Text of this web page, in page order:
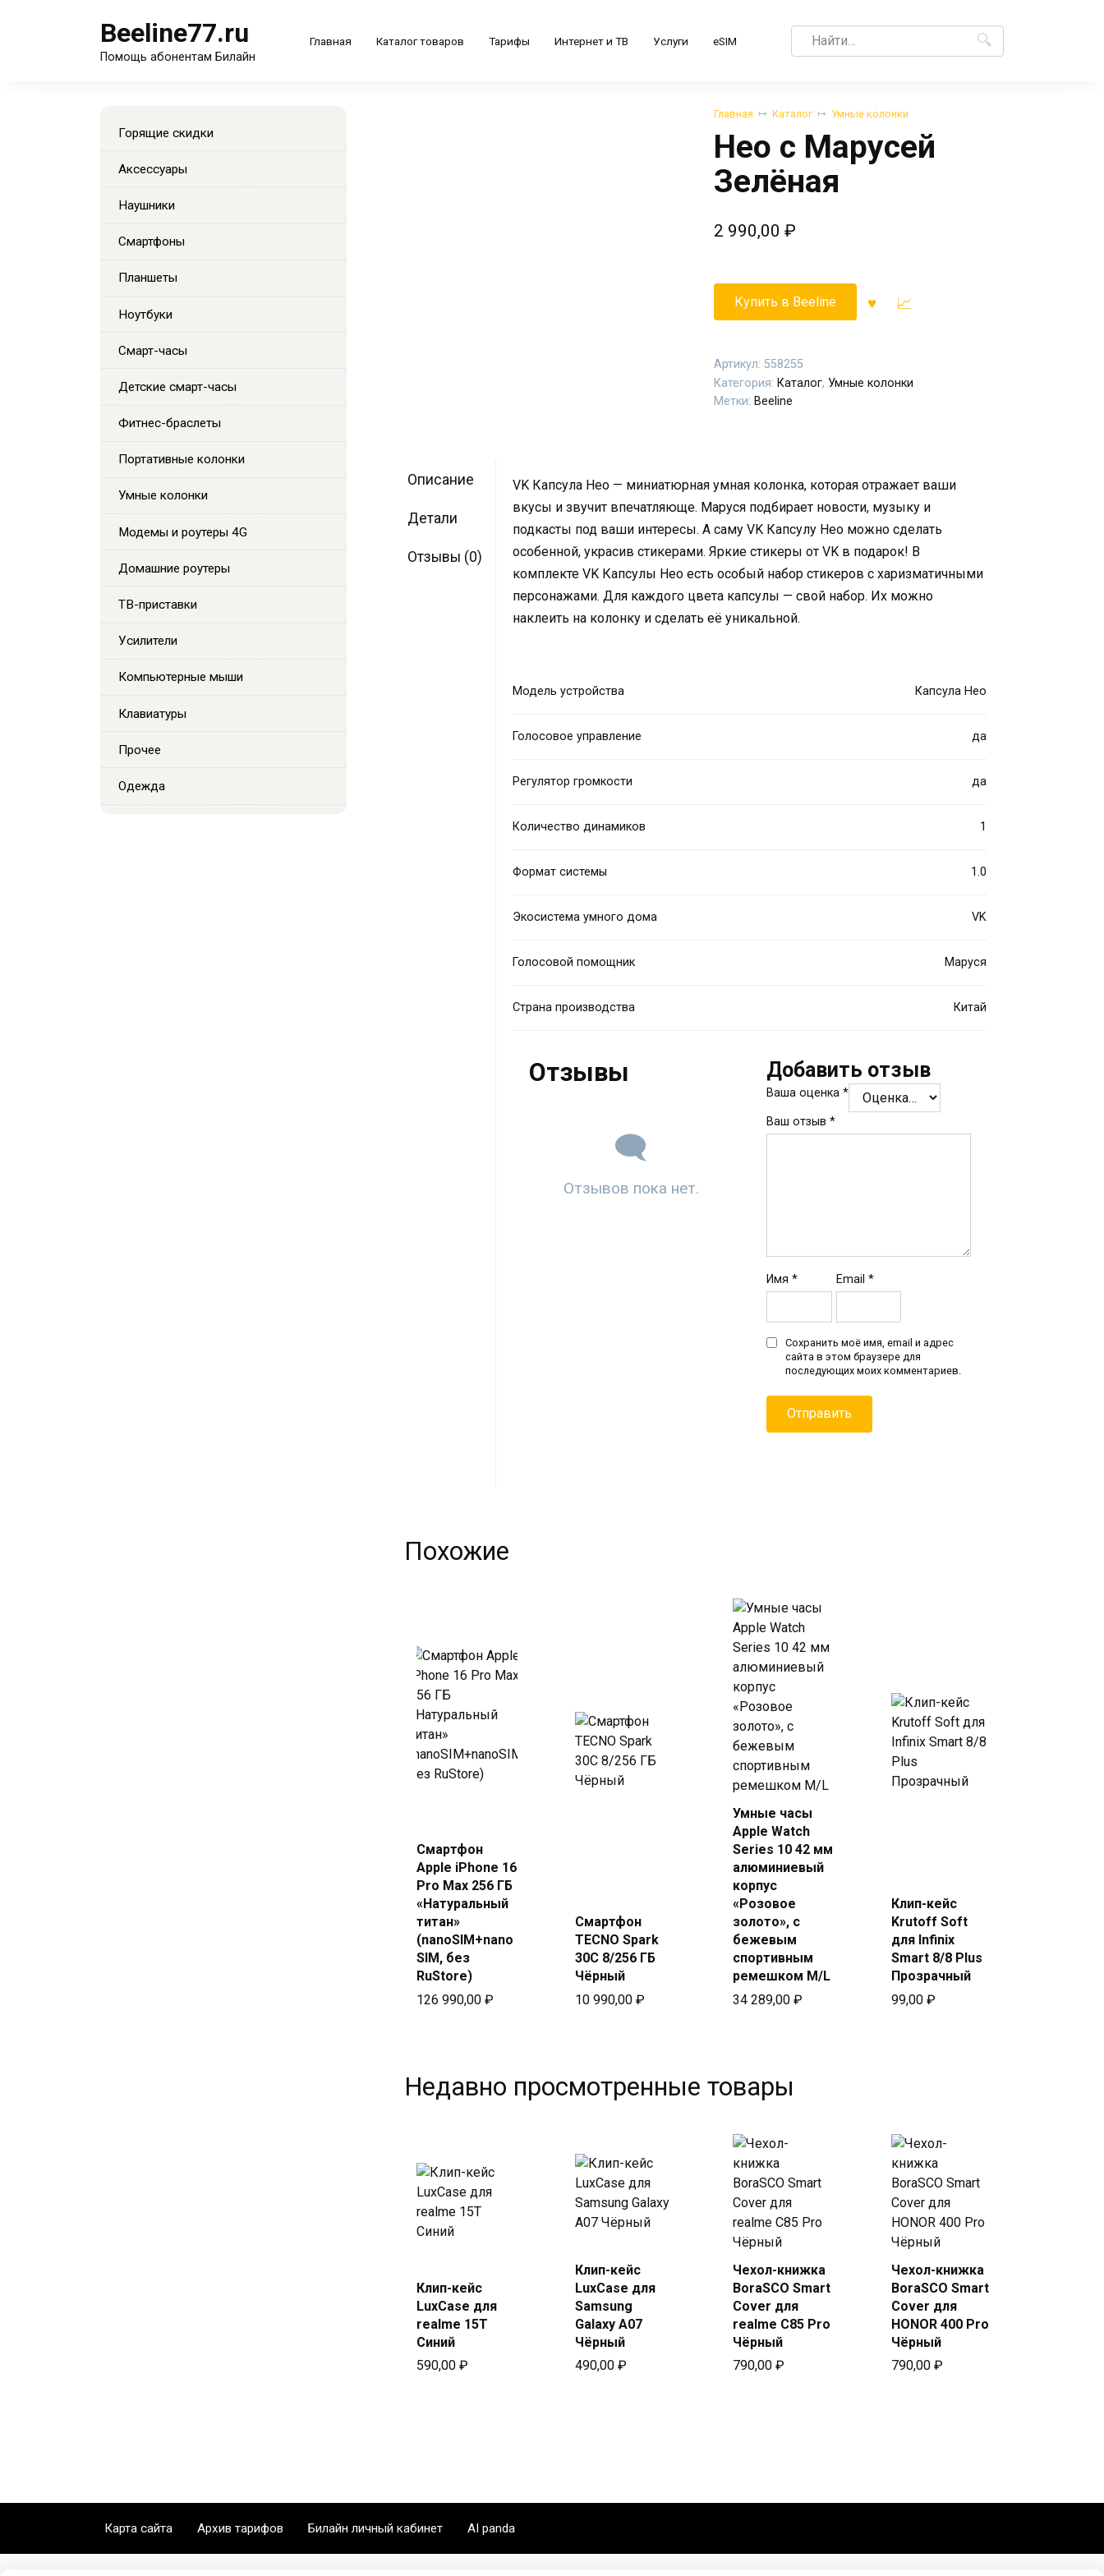
Beeline77.ru
Помощь абонентам Билайн
Главная Каталог товаров Тарифы Интернет и ТВ Услуги eSIM
Search
for:
Главная Каталог Умные колонки
Нео с Марусей
Зелёная
2 990,00 ₽
Купить в Beeline
Артикул: 558255
Категория: Каталог, Умные колонки
Метки: Beeline
Описание
Детали
Отзывы (0)
VK Капсула Нео — миниатюрная умная колонка, которая отражает ваши
вкусы и звучит впечатляюще. Маруся подбирает новости, музыку и
подкасты под ваши интересы. А саму VK Капсулу Нео можно сделать
особенной, украсив стикерами. Яркие стикеры от VK в подарок! В
комплекте VK Капсулы Нео есть особый набор стикеров с харизматичными
персонажами. Для каждого цвета капсулы — свой набор. Их можно
наклеить на колонку и сделать её уникальной.
Модель устройства Капсула Нео
Голосовое управление да
Регулятор громкости да
Количество динамиков 1
Формат системы 1.0
Экосистема умного дома VK
Голосовой помощник Маруся
Страна производства Китай
Отзывы
Отзывов пока нет.
Добавить отзыв
Ваша оценка*
Ваш отзыв*
Имя* Email *
Сохранить моё имя, email и адрес
сайта в этом браузере для
последующих моих комментариев.
Похожие
Смартфон
Apple iPhone 16
Pro Max 256 ГБ
«Натуральный
титан»
(nanoSIM+nano
SIM, без
RuStore)
126 990,00 ₽
Смартфон
TECNO Spark
30C 8/256 ГБ
Чёрный
10 990,00 ₽
Купить
в Beeline
Умные часы
Apple Watch
Series 10 42 мм
алюминиевый
корпус
«Розовое
золото», с
бежевым
спортивным
ремешком M/L
34 289,00 ₽
Клип-кейс
Krutoff Soft
для Infinix
Smart 8/8 Plus
Прозрачный
99,00 ₽
Недавно просмотренные товары
в Beeline
Клип-кейс
LuxCase для
realme 15T
Синий
590,00 ₽
Купить
в Beeline
Клип-кейс
LuxCase для
Samsung
Galaxy A07
Чёрный
490,00 ₽
Купить
в Beeline
Чехол-книжка
BoraSCO Smart
Cover для
realme C85 Pro
Чёрный
790,00 ₽
Купить
в Beeline
Чехол-книжка
BoraSCO Smart
Cover для
HONOR 400 Pro
Чёрный
790,00 ₽
Горящие скидки
Аксессуары
Наушники
Смартфоны
Планшеты
Ноутбуки
Смарт-часы
Детские смарт-часы
Фитнес-браслеты
Портативные колонки
Умные колонки
Модемы и роутеры 4G
Домашние роутеры
ТВ-приставки
Усилители
Компьютерные мыши
Клавиатуры
Прочее
Одежда
Карта сайта Архив тарифов Билайн личный кабинет AI panda